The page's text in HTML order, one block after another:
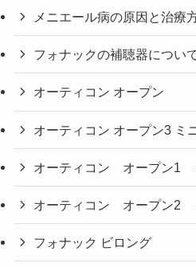
メニエール病の原因と治療
フォナックの補聴器につい
オーティコン オープン
オーティコン オープン3 ミ
オーティコン オープン1
オーティコン オープン2
フォナック ビロング